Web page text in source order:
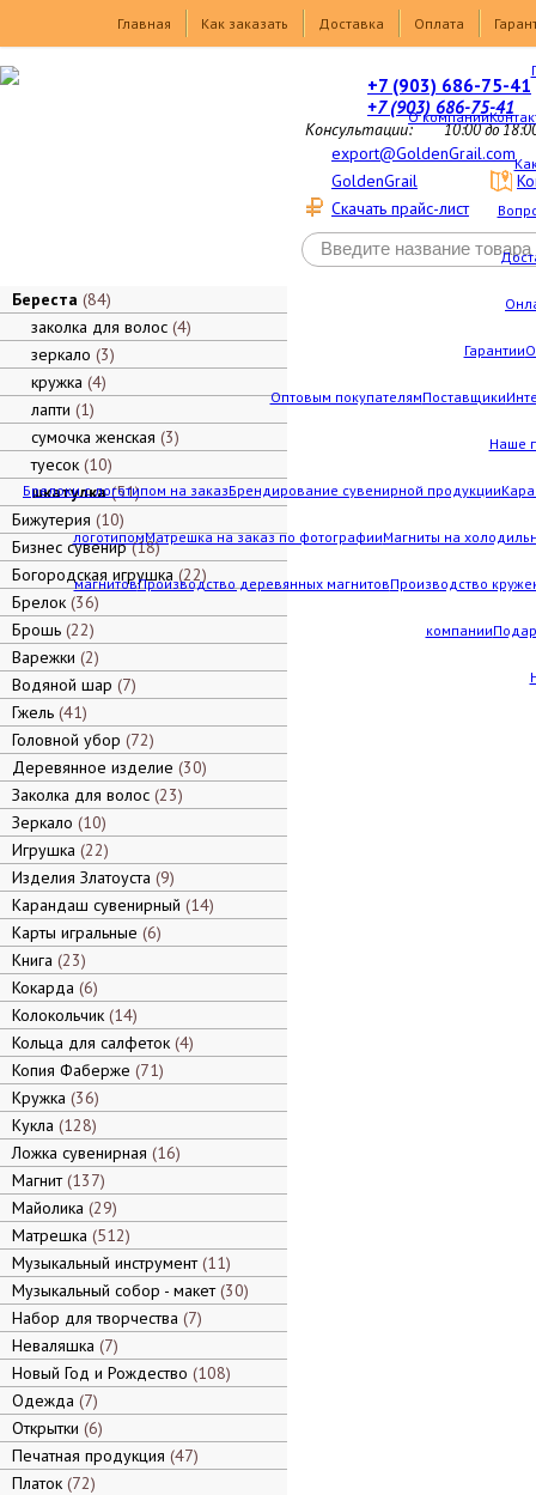
Главная
Как заказать Доставка Оплата
О компании
Гарантии
Оптовым покупателямПоставщики
Наше
Брелоки с логотипом на заказБрендирование сувенирной продукции
логотипомМатрешка на заказ по фотографииМагниты на
магнитовПроизводство деревянных магнитовПроизводство
компании
+7 (903) 686-75-41
+7 (903) 686-75-41
Консультации: 10:00 до
export@GoldenGrail.com
GoldenGrail
Скачать прайс-лист
Береста 84
заколка для волос 4
зеркало 3
кружка 4
лапти 1
сумочка женская 3
туесок 10
шкатулка 51
Бижутерия 10
Бизнес сувенир 18
Богородская игрушка 22
Брелок 36
Брошь 22
Варежки 2
Водяной шар 7
Гжель 41
Головной убор 72
Деревянное изделие 30
Заколка для волос 23
Зеркало 10
Игрушка 22
Изделия Златоуста 9
Карандаш сувенирный 14
Карты игральные 6
Книга 23
Кокарда 6
Колокольчик 14
Кольца для салфеток 4
Копия Фаберже 71
Кружка 36
Кукла 128
Ложка сувенирная 16
Магнит 137
Майолика 29
Матрешка 512
Музыкальный инструмент 11
Музыкальный собор - макет 30
Набор для творчества 7
Неваляшка 7
Новый Год и Рождество 108
Одежда 7
Открытки 6
Печатная продукция 47
Платок 72